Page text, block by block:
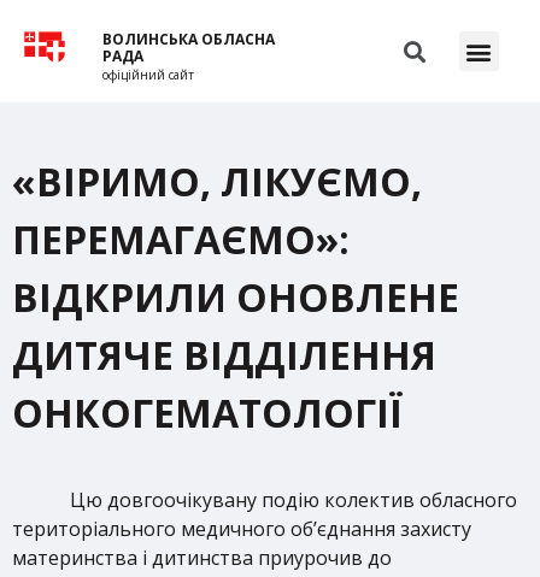
ВОЛИНСЬКА ОБЛАСНА
РАДА
офіційний сайт
«ВІРИМО, ЛІКУЄМО,
ПЕРЕМАГАЄМО»:
ВІДКРИЛИ ОНОВЛЕНЕ
ДИТЯЧЕ ВІДДІЛЕННЯ
ОНКОГЕМАТОЛОГІЇ
Цю довгоочікувану подію колектив обласного
територіального медичного об’єднання захисту
материнства і дитинства приурочив до